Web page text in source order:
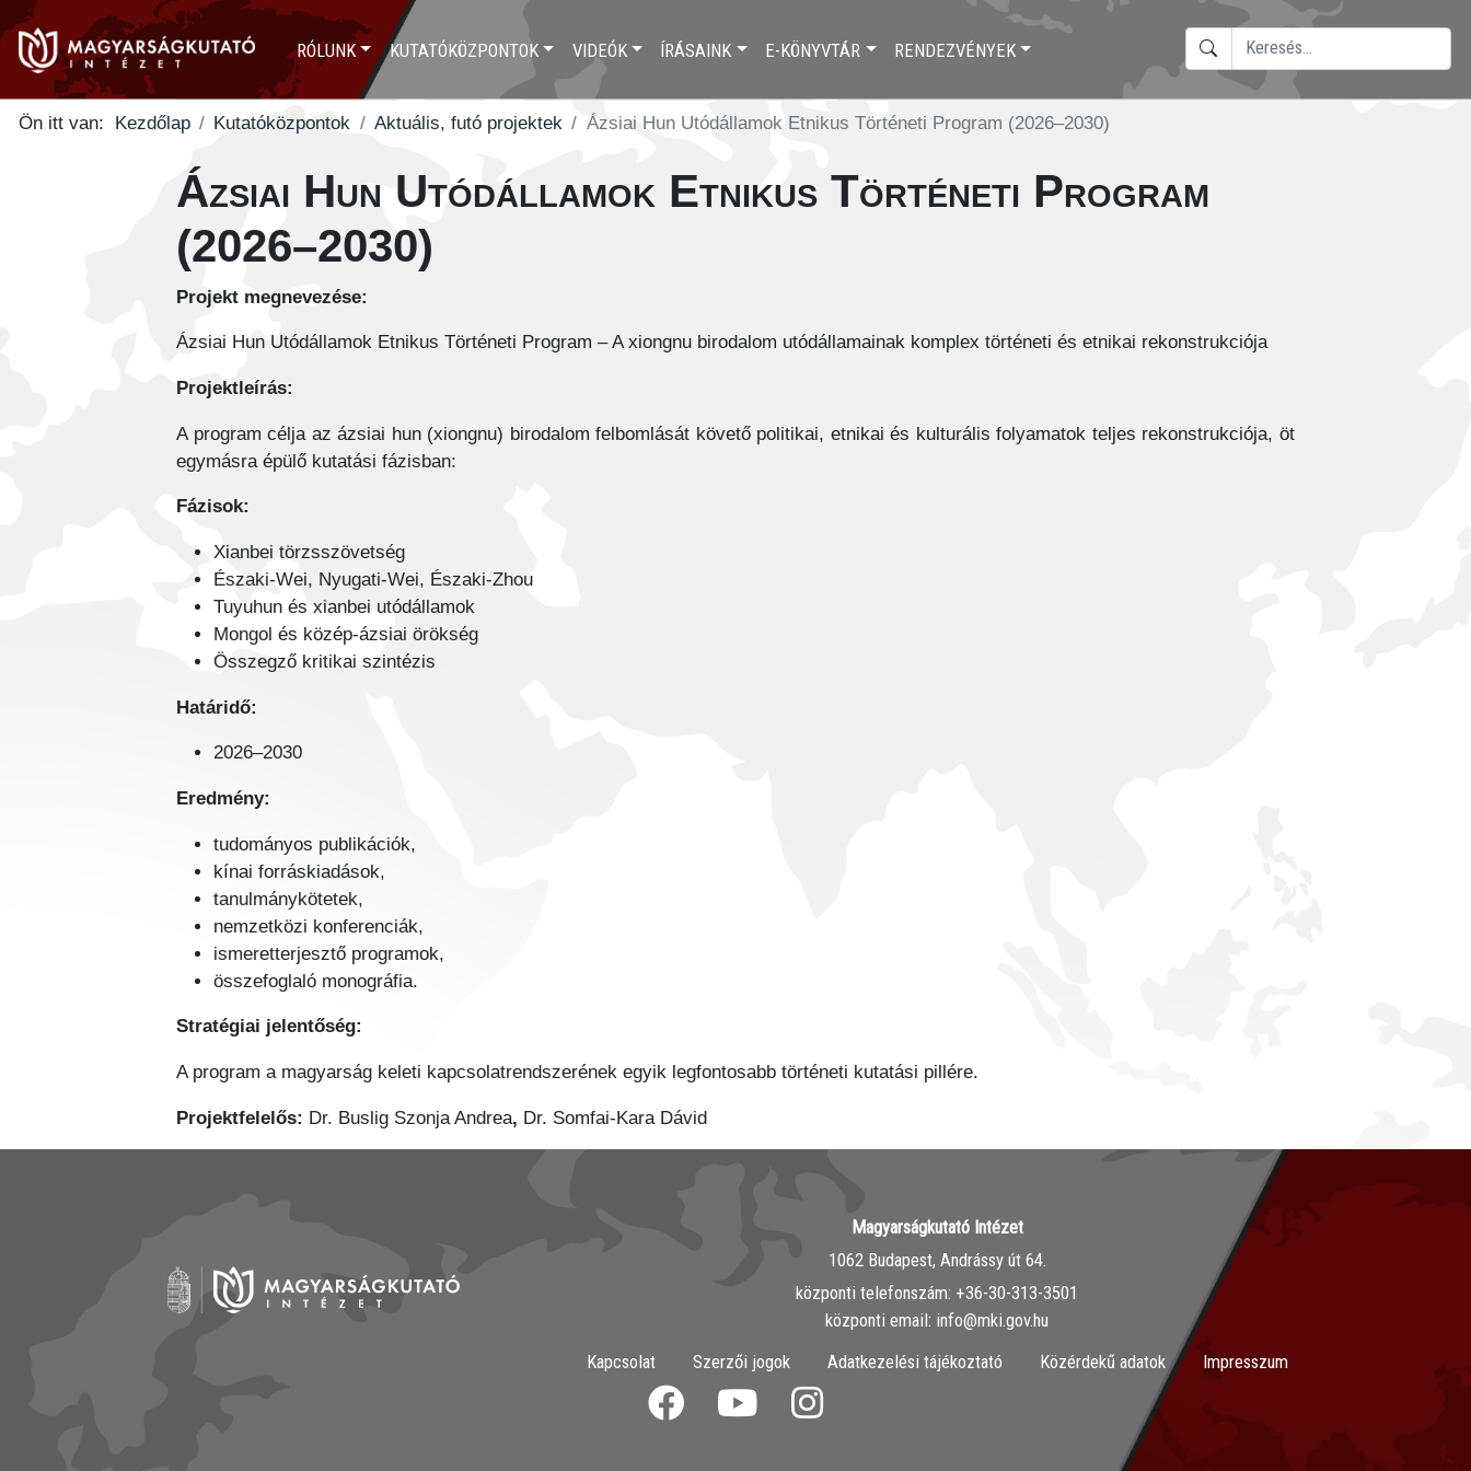
RÓLUNK KUTATÓKÖZPONTOK VIDEÓK ÍRÁSAINK E-KÖNYVTÁR RENDEZVÉNYEK KERESÉS
Ön itt van:
Kezdőlap Kutatóközpontok Aktuális, futó projektek Ázsiai Hun Utódállamok Etnikus Történeti Program (2026–2030)
Ázsiai Hun Utódállamok Etnikus Történeti Program
(2026–2030)
Projekt megnevezése:
Ázsiai Hun Utódállamok Etnikus Történeti Program – A xiongnu birodalom utódállamainak komplex történeti és etnikai rekonstrukciója
Projektleírás:
A program célja az ázsiai hun (xiongnu) birodalom felbomlását követő politikai, etnikai és kulturális folyamatok teljes rekonstrukciója, öt
egymásra épülő kutatási fázisban:
Fázisok:
Xianbei törzsszövetség
Északi-Wei, Nyugati-Wei, Északi-Zhou
Tuyuhun és xianbei utódállamok
Mongol és közép-ázsiai örökség
Összegző kritikai szintézis
Határidő:
2026–2030
Eredmény:
tudományos publikációk,
kínai forráskiadások,
tanulmánykötetek,
nemzetközi konferenciák,
ismeretterjesztő programok,
összefoglaló monográfia.
Stratégiai jelentőség:
A program a magyarság keleti kapcsolatrendszerének egyik legfontosabb történeti kutatási pillére.
Projektfelelős: Dr. Buslig Szonja Andrea, Dr. Somfai-Kara Dávid
Magyarságkutató Intézet
1062 Budapest, Andrássy út 64.
központi telefonszám: ‭+36-30-313-3501
központi email: info@mki.gov.hu
Kapcsolat Szerzői jogok Adatkezelési tájékoztató Közérdekű adatok Impresszum